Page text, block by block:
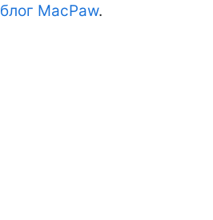
блог MacPaw.